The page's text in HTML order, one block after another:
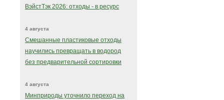
ВэйстТэк 2026: отходы - в ресурс
4 августа
Смешанные пластиковые отходы
научились превращать в водород
без предварительной сортировки
4 августа
Минприроды уточнило переход на